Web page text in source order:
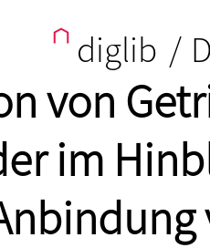
diglib /
von
im